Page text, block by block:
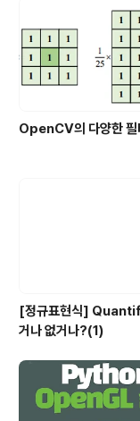
OpenCV의 다양한 필
[정규표현식]
거나 없거나?(1)